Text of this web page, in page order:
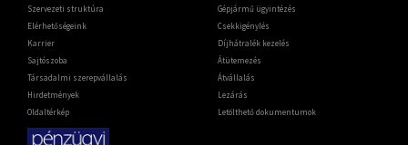
Szervezeti struktúra
Elérhetőségeink
Karrier
Sajtószoba
Társadalmi szerepvállalás
Hirdetmények
Oldaltérkép
Gépjármű ügyintézés
Csekkigénylés
Díjhátralék kezelés
Átütemezés
Átvállalás
Lezárás
Letölthető dokumentumok